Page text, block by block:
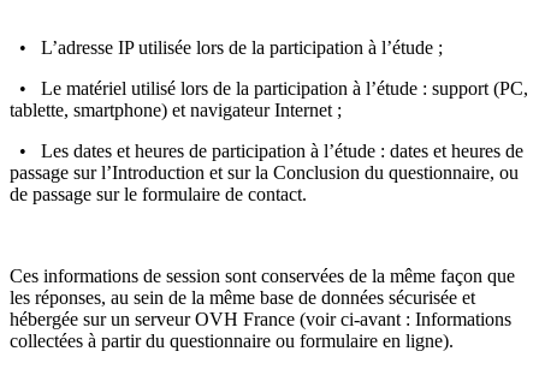
• L’adresse IP utilisée lors de la participation à l’étude ;
• Le matériel utilisé lors de la participation à l’étude : support (PC,
tablette, smartphone) et navigateur Internet ;
• Les dates et heures de participation à l’étude : dates et heures de
passage sur l’Introduction et sur la Conclusion du questionnaire, ou
de passage sur le formulaire de contact.
Ces informations de session sont conservées de la même façon que
les réponses, au sein de la même base de données sécurisée et
hébergée sur un serveur OVH France (voir ci-avant : Informations
collectées à partir du questionnaire ou formulaire en ligne).